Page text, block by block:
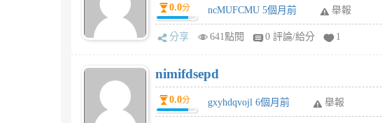
0.0分 ncMUFCMU 5個月前 舉報
分享 641點閱 0 評論/給分 1
nimifdsepd
0.0分 gxyhdqvojl 6個月前 舉報